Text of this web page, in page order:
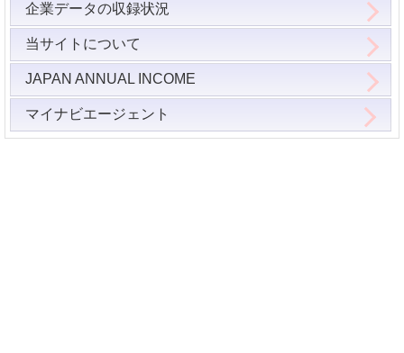
企業データの収録状況
当サイトについて
JAPAN ANNUAL INCOME
マイナビエージェント